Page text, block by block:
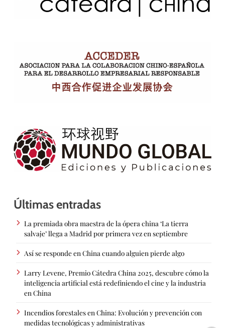
Últimas entradas
La premiada obra maestra de la ópera china ‘La tierra
salvaje’ llega a Madrid por primera vez en septiembre
Así se responde en China cuando alguien pierde algo
Larry Levene, Premio Cátedra China 2025, descubre cómo la
inteligencia artificial está redefiniendo el cine y la industria
en China
Incendios forestales en China: Evolución y prevención con
medidas tecnológicas y administrativas